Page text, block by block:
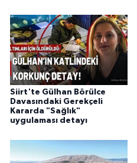
Siirt'te Gülhan Börülce
Davasındaki Gerekçeli
Kararda "Sağlık"
uygulaması detayı